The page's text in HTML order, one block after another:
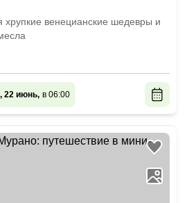
хрупкие венецианские шедевры и
22 июнь, в 06:00